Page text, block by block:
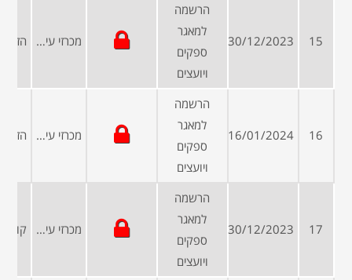
15
30/12/2023
הרשמה
למאגר
ספקים
ויועצים
מכרזי עיריות ומועצות
16
16/01/2024
הרשמה
למאגר
ספקים
ויועצים
מכרזי עיריות ומועצות
17
30/12/2023
הרשמה
למאגר
ספקים
ויועצים
מכרזי עיריות ומועצות